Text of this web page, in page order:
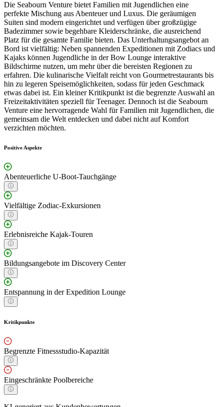
Die Seabourn Venture bietet Familien mit Jugendlichen eine
perfekte Mischung aus Abenteuer und Luxus. Die geräumigen
Suiten sind modern eingerichtet und verfügen über großzügige
Badezimmer sowie begehbare Kleiderschränke, die ausreichend
Platz für die gesamte Familie bieten. Das Unterhaltungsangebot an
Bord ist vielfältig: Neben spannenden Expeditionen mit Zodiacs und
Kajaks können Jugendliche in der Bow Lounge interaktive
Bildschirme nutzen, um mehr über die bereisten Regionen zu
erfahren. Die kulinarische Vielfalt reicht von Gourmetrestaurants bis
hin zu legeren Speisemöglichkeiten, sodass für jeden Geschmack
etwas dabei ist. Ein kleiner Kritikpunkt ist die begrenzte Auswahl an
Freizeitaktivitäten speziell für Teenager. Dennoch ist die Seabourn
Venture eine hervorragende Wahl für Familien mit Jugendlichen, die
gemeinsam die Welt entdecken und dabei nicht auf Komfort
verzichten möchten.
Positive Aspekte
Abenteuerliche U-Boot-Tauchgänge
Vielfältige Zodiac-Exkursionen
Erlebnisreiche Kajak-Touren
Bildungsangebote im Discovery Center
Entspannung in der Expedition Lounge
Kritikpunkte
Begrenzte Fitnessstudio-Kapazität
Eingeschränkte Poolbereiche